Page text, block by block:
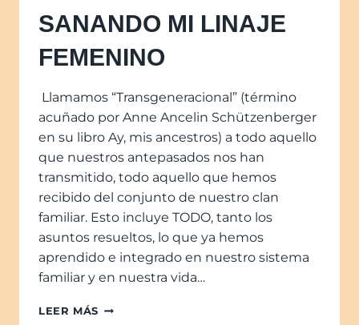
SANANDO MI LINAJE
FEMENINO
Llamamos “Transgeneracional” (término
acuñado por Anne Ancelin Schützenberger
en su libro Ay, mis ancestros) a todo aquello
que nuestros antepasados nos han
transmitido, todo aquello que hemos
recibido del conjunto de nuestro clan
familiar. Esto incluye TODO, tanto los
asuntos resueltos, lo que ya hemos
aprendido e integrado en nuestro sistema
familiar y en nuestra vida…
LEER MÁS